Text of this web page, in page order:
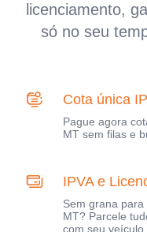
licenciamento,
só no seu
Cota única
Pague agora
MT sem filas e
IPVA e
Sem grana
MT? Parcele
com seu